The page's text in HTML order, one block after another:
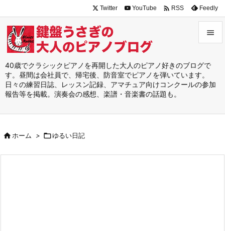
40歳でクラシックピアノを再開した大人のピアノ好きのブログで
す。昼間は会社員で、帰宅後、防音室でピアノを弾いています。
日々の練習日誌、レッスン記録、アマチュア向けコンクールの参加
報告等を掲載。演奏会の感想、楽譜・音楽書の話題も。

メニュ

サイド
前へ

Twitter YouTube  RSS Feedly
ホーム > ゆるい日記